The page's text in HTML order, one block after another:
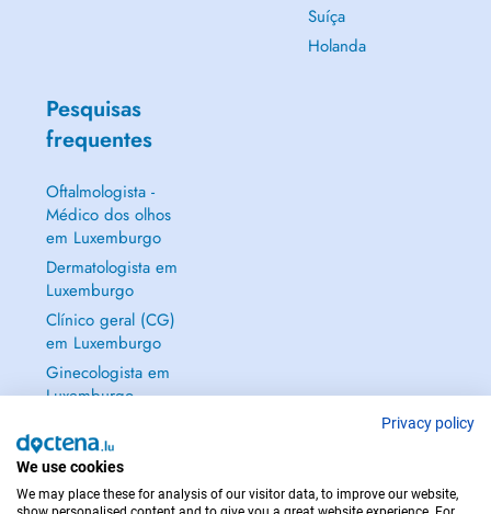
Suíça
Holanda
Pesquisas
frequentes
Oftalmologista -
Médico dos olhos
em Luxemburgo
Dermatologista em
Luxemburgo
Clínico geral (CG)
em Luxemburgo
Ginecologista em
Luxemburgo
Privacy policy
We use cookies
We may place these for analysis of our visitor data, to improve our website,